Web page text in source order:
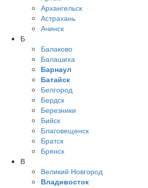
Архангельск
Астрахань
Ачинск
Б
Балаково
Балашиха
Барнаул
Батайск
Белгород
Бердск
Березники
Бийск
Благовещенск
Братск
Брянск
В
Великий Новгород
Владивосток